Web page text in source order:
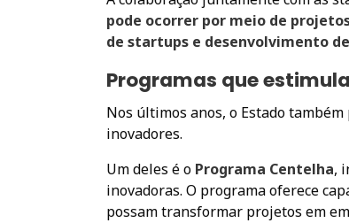
pode ocorrer por meio de
de startups e desenvolvimento
Programas que
Nos últimos anos, o Estado
inovadores.
Um deles é o Programa Centelha,
inovadoras. O programa oferece
possam transformar projetos em